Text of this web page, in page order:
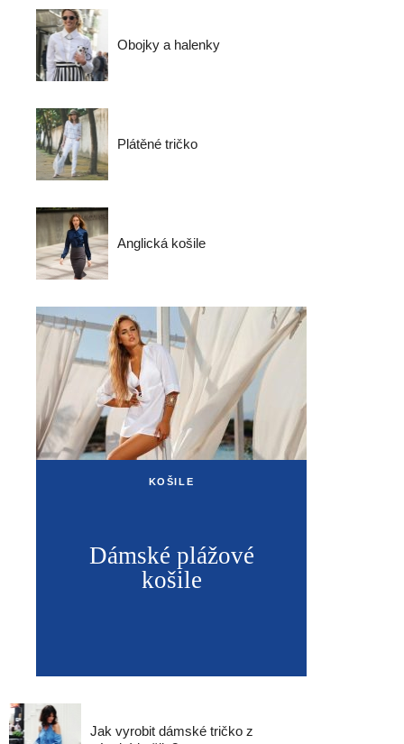
Obojky a halenky
Plátěné tričko
Anglická košile
KOŠILE
Dámské plážové
košile
Jak vyrobit dámské tričko z